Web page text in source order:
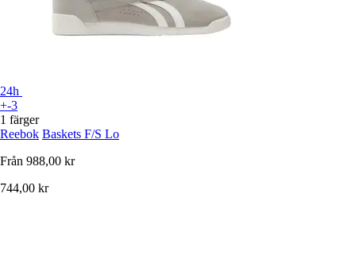
24h
+-3
1 färger
Reebok Baskets F/S Lo
Från 988,00 kr
744,00 kr